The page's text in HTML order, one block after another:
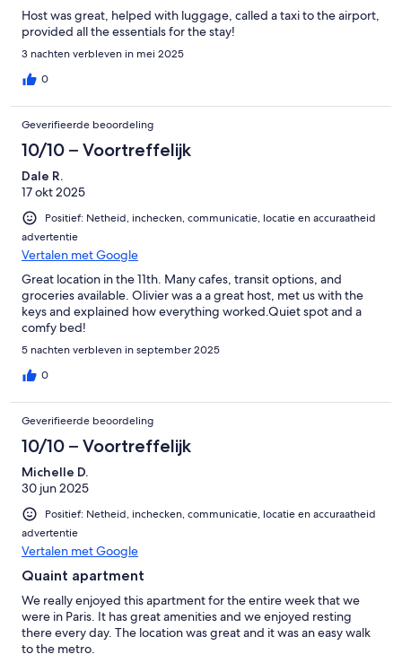
Host was great, helped with luggage, called a taxi to the airport,
provided all the essentials for the stay!
3 nachten verbleven in mei 2025
0
Geverifieerde beoordeling
10/10 – Voortreffelijk
Dale R.
17 okt 2025
Positief: Netheid, inchecken, communicatie, locatie en accuraatheid
advertentie
Vertalen met Google
Great location in the 11th. Many cafes, transit options, and
groceries available. Olivier was a a great host, met us with the
keys and explained how everything worked.Quiet spot and a
comfy bed!
5 nachten verbleven in september 2025
0
Geverifieerde beoordeling
10/10 – Voortreffelijk
Michelle D.
30 jun 2025
Positief: Netheid, inchecken, communicatie, locatie en accuraatheid
advertentie
Vertalen met Google
Quaint apartment
We really enjoyed this apartment for the entire week that we
were in Paris. It has great amenities and we enjoyed resting
there every day. The location was great and it was an easy walk
to the metro.